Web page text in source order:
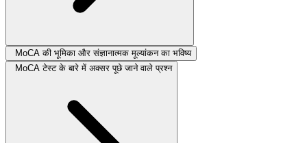
MoCA की भूमिका और संज्ञानात्मक मूल्यांकन का भविष्य
MoCA टेस्ट के बारे में अक्सर पूछे जाने वाले प्रश्न